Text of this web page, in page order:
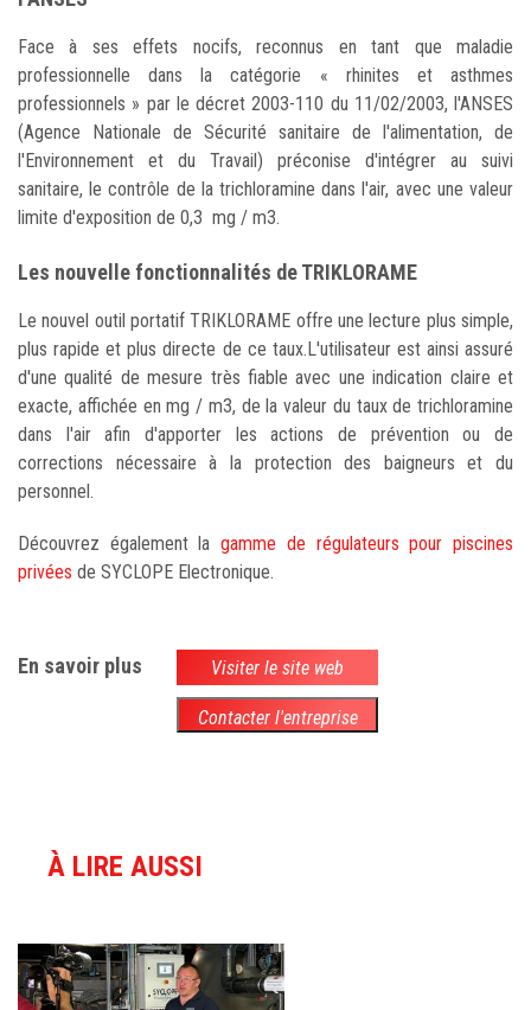
Face à ses effets nocifs, reconnus en tant que maladie
professionnelle dans la catégorie « rhinites et asthmes
professionnels » par le décret 2003-110 du 11/02/2003, l'ANSES
(Agence Nationale de Sécurité sanitaire de l'alimentation, de
l'Environnement et du Travail) préconise d'intégrer au suivi
sanitaire, le contrôle de la trichloramine dans l'air, avec une valeur
limite d'exposition de 0,3 mg / m3.
Les nouvelle fonctionnalités de TRIKLORAME
Le nouvel outil portatif TRIKLORAME offre une lecture plus simple,
plus rapide et plus directe de ce taux.L'utilisateur est ainsi assuré
d'une qualité de mesure très fiable avec une indication claire et
exacte, affichée en mg / m3, de la valeur du taux de trichloramine
dans l'air afin d'apporter les actions de prévention ou de
corrections nécessaire à la protection des baigneurs et du
personnel.
Découvrez également lagamme de régulateurs pour piscines
privées de SYCLOPE Electronique.
En savoir plus Visiter le site web
Contacter l'entreprise
À LIRE AUSSI